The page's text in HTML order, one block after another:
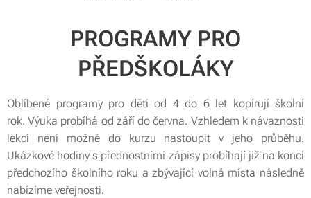
PROGRAMY PRO
PŘEDŠKOLÁKY
Oblíbené programy pro děti od 4 do 6 let kopírují školní
rok. Výuka probíhá od září do června. Vzhledem k návaznosti
lekcí není možné do kurzu nastoupit v jeho průběhu.
Ukázkové hodiny s přednostními zápisy probíhají již na konci
předchozího školního roku a zbývající volná místa následně
nabízíme veřejnosti.